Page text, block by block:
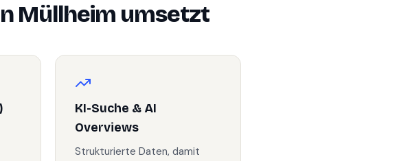
Müllheim umsetzt
KI-Suche & AI
Overviews
Strukturierte Daten, damit